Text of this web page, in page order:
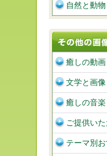
自然と動物
癒しの動画
文学と画
癒しの音楽
ご提供い
テーマ別